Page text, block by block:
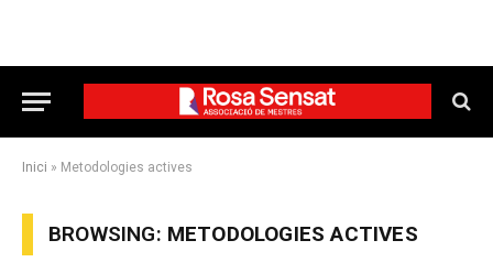
Inici » Metodologies actives
BROWSING: METODOLOGIES ACTIVES